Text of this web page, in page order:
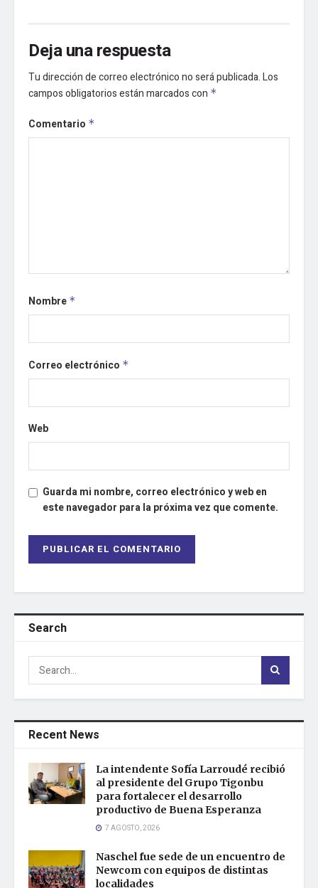
Deja una respuesta
Tu dirección de correo electrónico no será publicada.Los
campos obligatorios están marcados con *
Comentario *
Nombre *
Correo electrónico *
Web
Guarda mi nombre, correo electrónico y web en
este navegador para la próxima vez que comente.
Search
Recent News
La intendente Sofía Larroudé recibió
al presidente del Grupo Tigonbu
para fortalecer el desarrollo
productivo de Buena Esperanza
7 AGOSTO, 2026
Naschel fue sede de un encuentro de
Newcom con equipos de distintas
localidades